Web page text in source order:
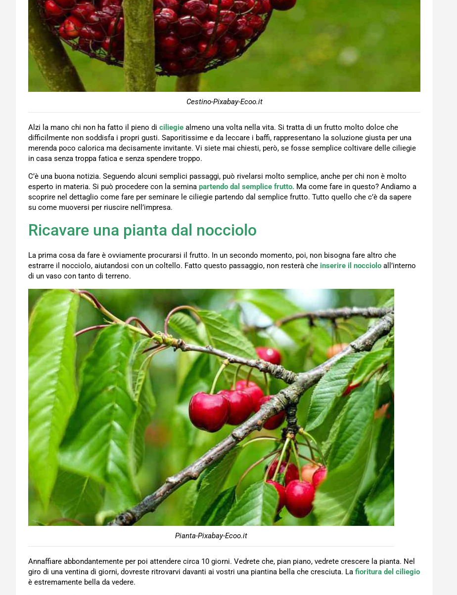
Cestino-Pixabay-Ecoo.it
Alzi la mano chi non ha fatto il pieno di ciliegie almeno una volta nella vita. Si tratta di un frutto molto dolce che
difficilmente non soddisfa i propri gusti. Saporitissime e da leccare i baffi, rappresentano la soluzione giusta per una
merenda poco calorica ma decisamente invitante. Vi siete mai chiesti, però, se fosse semplice coltivare delle ciliegie
in casa senza troppa fatica e senza spendere troppo.
C’è una buona notizia. Seguendo alcuni semplici passaggi, può rivelarsi molto semplice, anche per chi non è molto
esperto in materia. Si può procedere con la semina partendo dal semplice frutto. Ma come fare in questo? Andiamo a
scoprire nel dettaglio come fare per seminare le ciliegie partendo dal semplice frutto. Tutto quello che c’è da sapere
su come muoversi per riuscire nell’impresa.
Ricavare una pianta dal nocciolo
La prima cosa da fare è ovviamente procurarsi il frutto. In un secondo momento, poi, non bisogna fare altro che
estrarre il nocciolo, aiutandosi con un coltello. Fatto questo passaggio, non resterà che inserire il nocciolo all’interno
di un vaso con tanto di terreno.
Pianta-Pixabay-Ecoo.it
Annaffiare abbondantemente per poi attendere circa 10 giorni. Vedrete che, pian piano, vedrete crescere la pianta. Nel
giro di una ventina di giorni, dovreste ritrovarvi davanti ai vostri una piantina bella che cresciuta. La fioritura del ciliegio
è estremamente bella da vedere.